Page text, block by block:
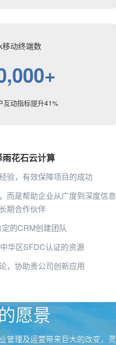
动终端数
互动指标提升41%
花石云计算
验，有效保障项目的成功
而是帮助企业从广度到深度信息
期合作伙伴
的CRM创建团队
华区SFDC认证的资源
，协助贵公司创新应用
愿景
管理及运营带来巨大的改变，灵